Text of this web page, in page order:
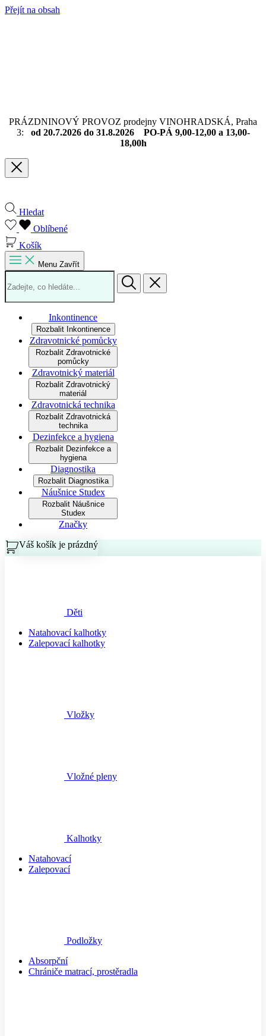
Přejít na obsah
PRÁZDNINOVÝ PROVOZ prodejny VINOHRADSKÁ, Praha
3: od 20.7.2026 do 31.8.2026 PO-PÁ 9,00-12,00 a 13,00-
18,00h
Hledat
Oblíbené
Košík
Menu Zavřít
Inkontinence
Rozbalit Inkontinence
Zdravotnické pomůcky
Rozbalit Zdravotnické
pomůcky
Zdravotnický materiál
Rozbalit Zdravotnický
materiál
Zdravotnická technika
Rozbalit Zdravotnická
technika
Dezinfekce a hygiena
Rozbalit Dezinfekce a
hygiena
Diagnostika
Rozbalit Diagnostika
Náušnice Studex
Rozbalit Náušnice
Studex
Značky
Váš košík je prázdný
Děti
Natahovací kalhotky
Zalepovací kalhotky
Vložky
Vložné pleny
Kalhotky
Natahovací
Zalepovací
Podložky
Absorpční
Chrániče matrací, prostěradla